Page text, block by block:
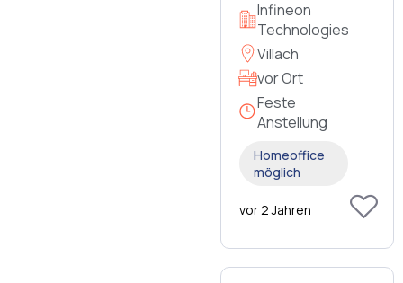
Infineon
Technologies
Villach
vor Ort
Feste
Anstellung
Homeoffice
möglich
vor 2 Jahren